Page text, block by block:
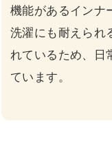
機能があるインナ
洗濯にも耐えられ
れているため、日
ています。